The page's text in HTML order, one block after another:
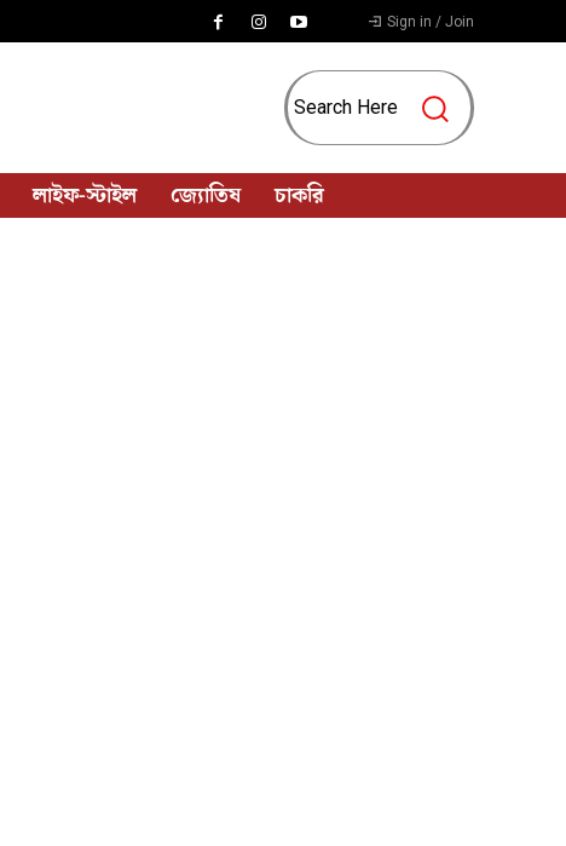
Sign in / Join
Search Here
লাইফ-স্টাইল জ্যোতিষ চাকরি